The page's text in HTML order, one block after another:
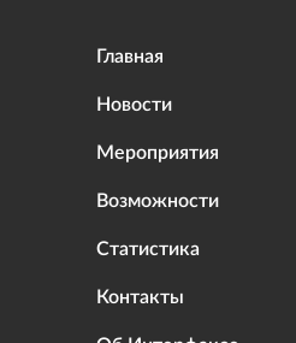
Главная
Новости
Мероприятия
Возможности
Статистика
Контакты